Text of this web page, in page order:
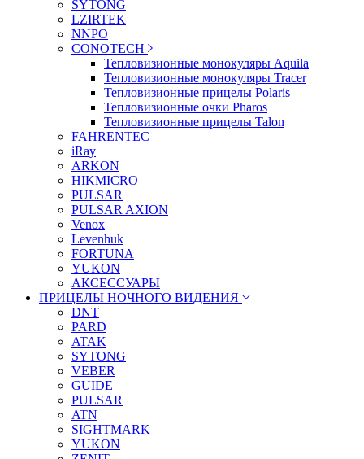
SYTONG
LZIRTEK
NNPO
CONOTECH
Тепловизионные монокуляры Aquila
Тепловизионные монокуляры Tracer
Тепловизионные прицелы Polaris
Тепловизионные очки Pharos
Тепловизионные прицелы Talon
FAHRENTEC
iRay
ARKON
HIKMICRO
PULSAR
PULSAR AXION
Venox
Levenhuk
FORTUNA
YUKON
АКСЕССУАРЫ
ПРИЦЕЛЫ НОЧНОГО ВИДЕНИЯ
DNT
PARD
ATAK
SYTONG
VEBER
GUIDE
PULSAR
ATN
SIGHTMARK
YUKON